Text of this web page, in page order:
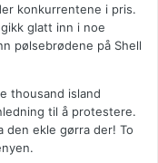
konkurrentene i pris.
glatt inn i noe
pølsebrødene på Shell
thousand island
til å protestere.
den ekle gørra der! To